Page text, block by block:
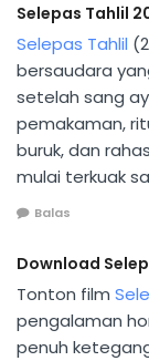
Selepas Tahlil
Selepas Tahlil
bersaudara
setelah sang
pemakaman,
buruk, dan
mulai terkuak
Balas
Download
Tonton film
pengalaman
penuh